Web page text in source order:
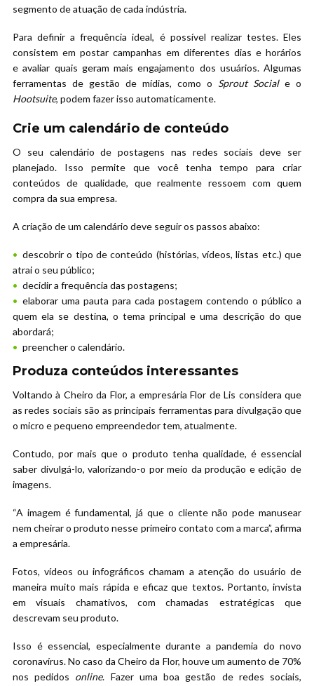
segmento de atuação de cada indústria.
Para definir a frequência ideal, é possível realizar testes. Eles
consistem em postar campanhas em diferentes dias e horários
e avaliar quais geram mais engajamento dos usuários. Algumas
ferramentas de gestão de mídias, como o Sprout Sociale o
Hootsuite, podem fazer isso automaticamente.
Crie um calendário de conteúdo
O seu calendário de postagens nas redes sociais deve ser
planejado. Isso permite que você tenha tempo para criar
conteúdos de qualidade, que realmente ressoem com quem
compra da sua empresa.
A criação de um calendário deve seguir os passos abaixo:
descobrir o tipo de conteúdo (histórias, vídeos, listas etc.) que
atrai o seu público;
decidir a frequência das postagens;
elaborar uma pauta para cada postagem contendo o público a
quem ela se destina, o tema principal e uma descrição do que
abordará;
preencher o calendário.
Produza conteúdos interessantes
Voltando à Cheiro da Flor, a empresária Flor de Lis considera que
as redes sociais são as principais ferramentas para divulgação que
o micro e pequeno empreendedor tem, atualmente.
Contudo, por mais que o produto tenha qualidade, é essencial
saber divulgá-lo, valorizando-o por meio da produção e edição de
imagens.
“A imagem é fundamental, já que o cliente não pode manusear
nem cheirar o produto nesse primeiro contato com a marca”, afirma
a empresária.
Fotos, vídeos ou infográficos chamam a atenção do usuário de
maneira muito mais rápida e eficaz que textos. Portanto, invista
em visuais chamativos, com chamadas estratégicas que
descrevam seu produto.
Isso é essencial, especialmente durante a pandemia do novo
coronavírus. No caso da Cheiro da Flor, houve um aumento de 70%
nos pedidos online. Fazer uma boa gestão de redes sociais,